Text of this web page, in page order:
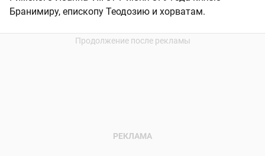
Бранимиру, епископу Теодозию и хорватам.